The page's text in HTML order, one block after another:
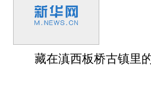
藏在滇西板桥古镇里